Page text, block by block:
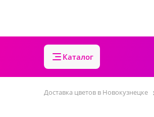
Каталог
Доставка цветов в Новокузнецке